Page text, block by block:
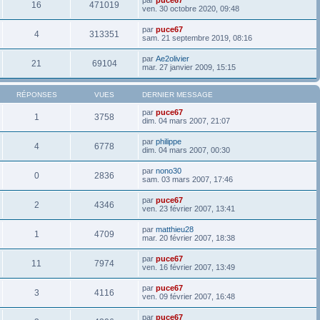
16 471019
ven. 30 octobre 2020, 09:48
4 313351 par puce67
sam. 21 septembre 2019, 08:16
21 69104 par Ae2olivier
mar. 27 janvier 2009, 15:15
RÉPONSES VUES DERNIER MESSAGE
1 3758 par puce67
dim. 04 mars 2007, 21:07
4 6778 par philippe
dim. 04 mars 2007, 00:30
0 2836 par nono30
sam. 03 mars 2007, 17:46
2 4346 par puce67
ven. 23 février 2007, 13:41
1 4709 par matthieu28
mar. 20 février 2007, 18:38
11 7974 par puce67
ven. 16 février 2007, 13:49
3 4116 par puce67
ven. 09 février 2007, 16:48
par puce67